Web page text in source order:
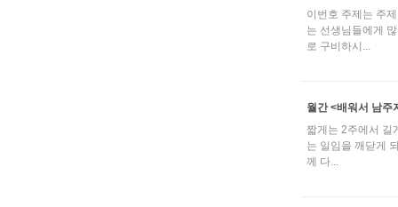
이번호 주제는 주
는 선생님들에게
로 구비하시...
월간 <배워서 남주
짧게는 2주에서 길
는 일임을 깨닫게
께 다...